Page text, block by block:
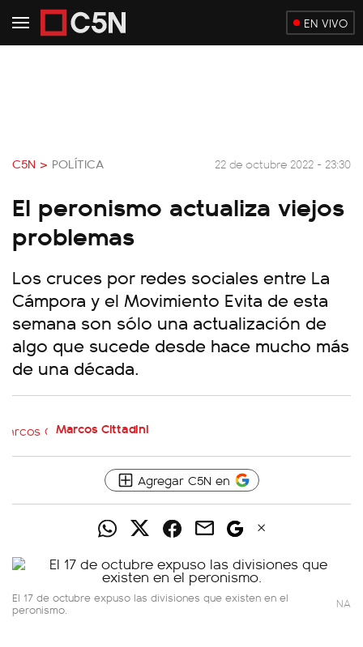
EN VIVO
C5N > POLÍTICA 22 de octubre 2022 - 23:30
El peronismo actualiza viejos
problemas
Los cruces por redes sociales entre La
Cámpora y el Movimiento Evita de esta
semana son sólo una actualización de
algo que sucede desde hace mucho más
de una década.
Marcos Cittadini
Agregar C5N en
El 17 de octubre expuso las divisiones que existen en el
peronismo. NA